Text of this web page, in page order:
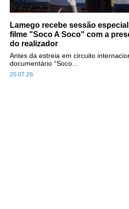
Lamego recebe sessão
filme "Soco A Soco" com a
do realizador
20.07.26
Antes da estreia em circuito
documentário “Soco...